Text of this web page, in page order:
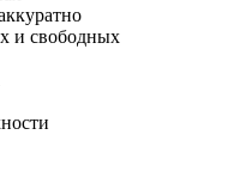
и свободных